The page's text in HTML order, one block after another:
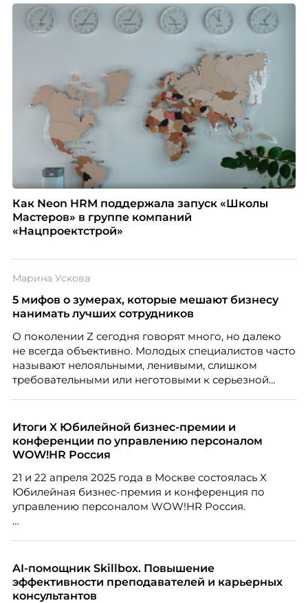
Как Neon HRM поддержала запуск «Школы
Мастеров» в группе компаний
«Нацпроектстрой»
Марина Ускова
5 мифов о зумерах, которые мешают бизнесу
нанимать лучших сотрудников
О поколении Z сегодня говорят много, но далеко
не всегда объективно. Молодых специалистов часто
называют нелояльными, ленивыми, слишком
требовательными или неготовыми к серьезной
кадровых ошибок. В этой статье Марина Ускова,
руководитель отдела подбора персонала
рекрутинговой компании, разбирает самые
почему устаревшие представления мешают
бизнесу находить и удерживать сильных
сотрудников.
Итоги X Юбилейной бизнес-премии и
конференции по управлению персоналом
WOW!HR Россия
21 и 22 апреля 2025 года в Москве состоялась X
Юбилейная бизнес-премия и конференция по
управлению персоналом WOW!HR Россия.
номинантов и гостей мероприятия.
AI-помощник Skillbox. Повышение
эффективности преподавателей и карьерных
консультантов